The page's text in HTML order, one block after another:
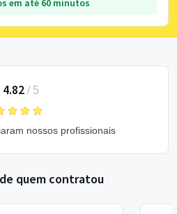
em até 60 minutos
4.82 / 5
nossos profissionais
quem contratou